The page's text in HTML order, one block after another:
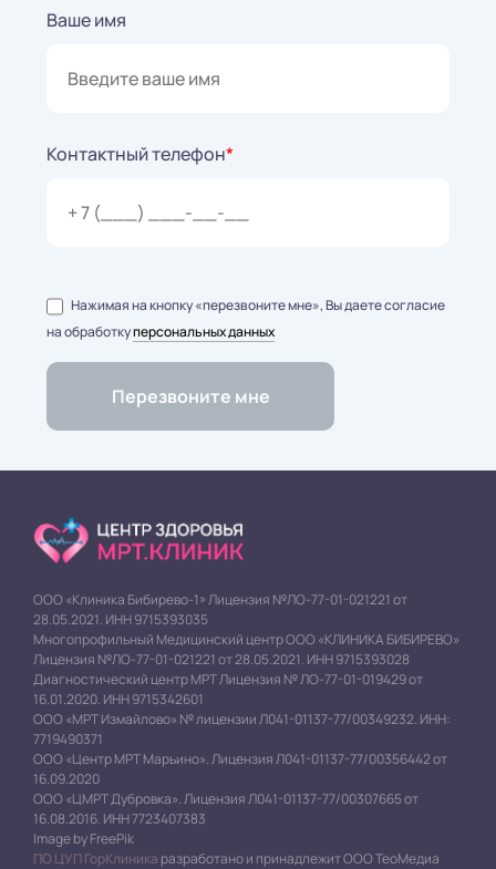
Ваше имя
Контактный телефон*
Нажимая на кнопку «перезвоните мне», Вы даете согласие
на обработкуперсональных данных
ООО «Клиника Бибирево-1» Лицензия №ЛО-77-01-021221 от
28.05.2021. ИНН 9715393035
Многопрофильный Медицинский центр ООО «КЛИНИКА БИБИРЕВО»
Лицензия №ЛО-77-01-021221 от 28.05.2021. ИНН 9715393028
Диагностический центр МРТ Лицензия № ЛО-77-01-019429 от
16.01.2020. ИНН 9715342601
ООО «МРТ Измайлово» № лицензии Л041-01137-77/00349232. ИНН:
7719490371
ООО «Центр МРТ Марьино». Лицензия Л041-01137-77/00356442 от
16.09.2020
ООО «ЦМРТ Дубровка». Лицензия Л041-01137-77/00307665 от
16.08.2016. ИНН 7723407383
Image by FreePik
ПО ЦУП ГорКлиника разработано и принадлежит ООО ТеоМедиа